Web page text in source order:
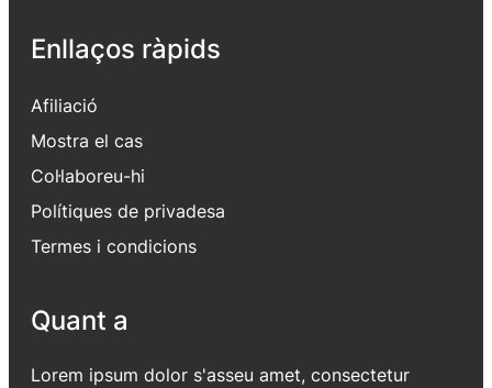
Enllaços ràpids
Afiliació
Mostra el cas
Col·laboreu-hi
Polítiques de privadesa
Termes i condicions
Quant a
Lorem ipsum dolor s'asseu amet, consectetur